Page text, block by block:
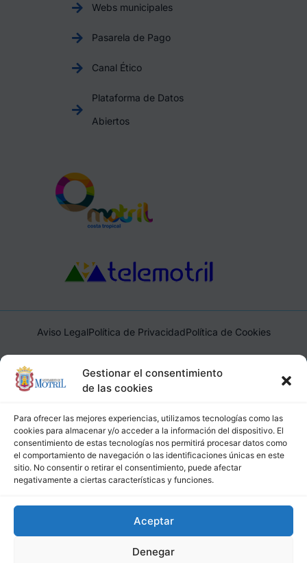
Gestionar el consentimiento
de las cookies
Para ofrecer las mejores experiencias, utilizamos tecnologías como las
cookies para almacenar y/o acceder a la información del dispositivo. El
consentimiento de estas tecnologías nos permitirá procesar datos como
el comportamiento de navegación o las identificaciones únicas en este
sitio. No consentir o retirar el consentimiento, puede afectar
negativamente a ciertas características y funciones.
Aceptar
Denegar
Webs municipales
Pasarela de Pago
Canal Ético
Plataforma de Datos
Abiertos
Aviso LegalPolítica de PrivacidadPolítica de Cookies
Ayuntamiento de Motril, Plaza de España, 1, 18600, Motril,
(Granada), CIF: P1814200J, DIR3: L01181400